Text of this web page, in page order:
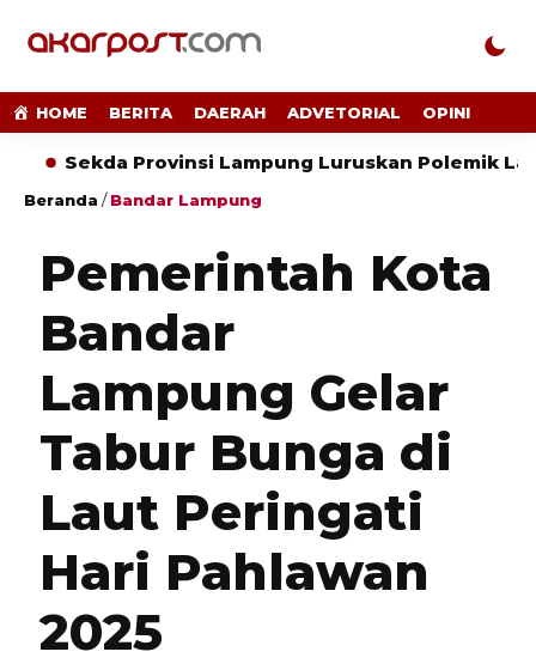
HOME BERITA DAERAH ADVETORIAL OPINI
Sekda Provinsi Lampung Luruskan Polemik Lahan di
Beranda /Bandar Lampung
Pemerintah Kota
Bandar
Lampung Gelar
Tabur Bunga di
Laut Peringati
Hari Pahlawan
2025